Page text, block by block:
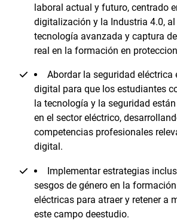
laboral actual y futuro, centrado
digitalización y la Industria 4.0,
tecnología avanzada y captura
real en la formación en
Abordar la seguridad eléctrica
digital para que los estudiantes
la tecnología y la seguridad
en el sector eléctrico,
competencias profesionales
digital.
Implementar estrategias
sesgos de género en la
eléctricas para atraer y retener a
este campo deestudio.